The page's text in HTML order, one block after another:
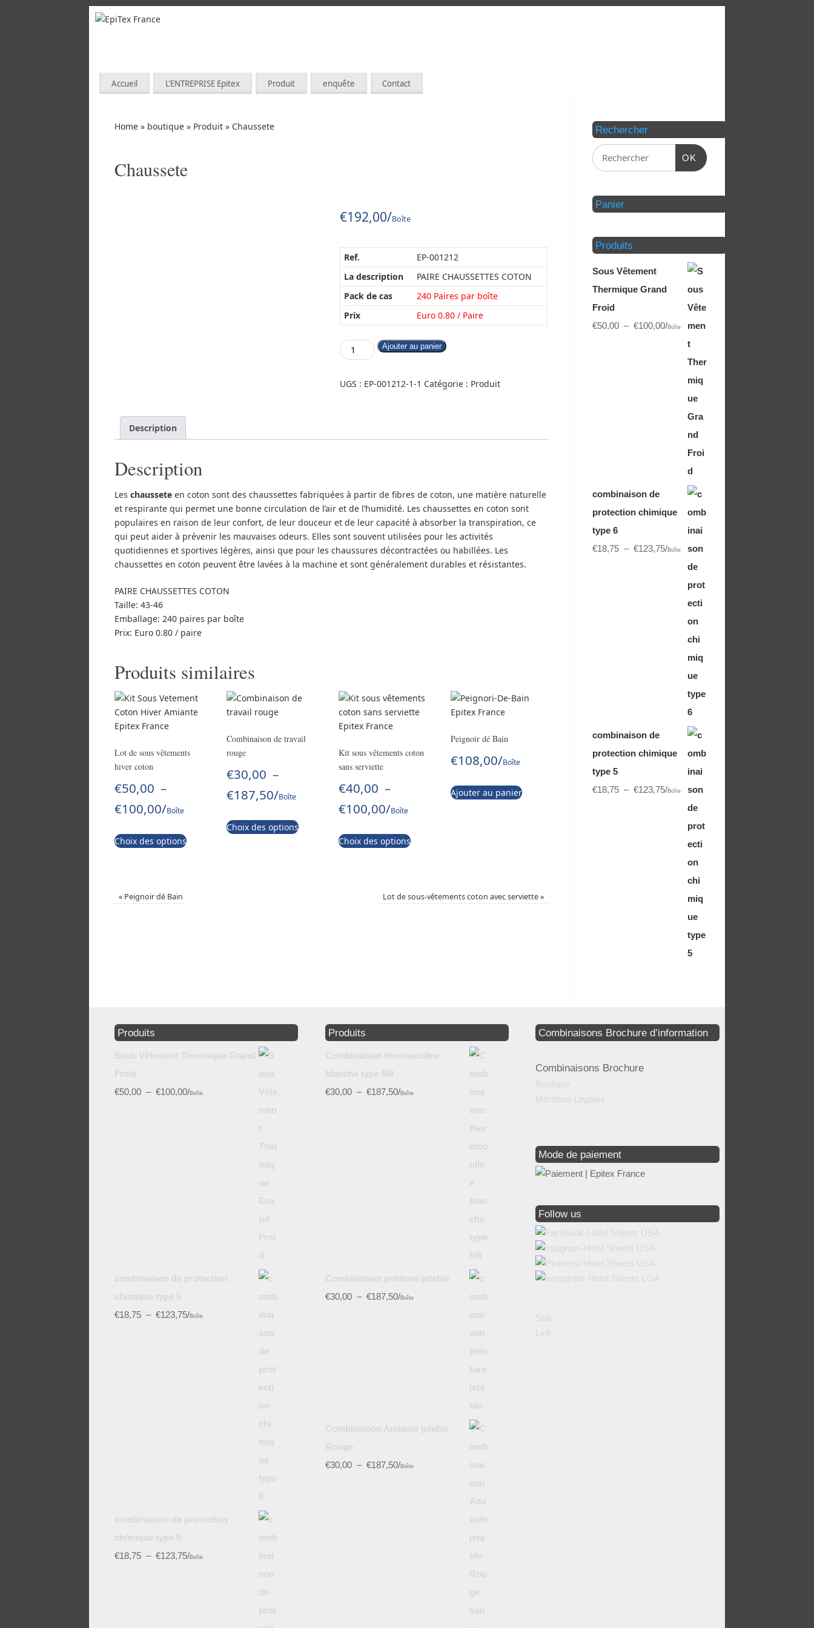
Accueil L’ENTREPRISE Epitex Produit enquête Contact
Home » boutique » Produit » Chaussete
Chaussete
€192,00/Boîte
Ref.
EP-001212
La description
PAIRE CHAUSSETTES COTON
Pack de cas
240 Paires par boîte
Prix
Euro 0.80 / Paire
Ajouter au panier
UGS : EP-001212-1-1 Catégorie : Produit
Description
Description
Les chaussete en coton sont des chaussettes fabriquées à partir de fibres de coton, une matière naturelle
et respirante qui permet une bonne circulation de l’air et de l’humidité. Les chaussettes en coton sont
populaires en raison de leur confort, de leur douceur et de leur capacité à absorber la transpiration, ce
qui peut aider à prévenir les mauvaises odeurs. Elles sont souvent utilisées pour les activités
quotidiennes et sportives légères, ainsi que pour les chaussures décontractées ou habillées. Les
chaussettes en coton peuvent être lavées à la machine et sont généralement durables et résistantes.
PAIRE CHAUSSETTES COTON
Taille: 43-46
Emballage: 240 paires par boîte
Prix: Euro 0.80 / paire
Produits similaires
Lot de sous vêtements
hiver coton
€50,00 –
€100,00/Boîte
Choix des options
Combinaison de travail
rouge
€30,00 –
€187,50/Boîte
Choix des options
Kit sous vêtements coton
sans serviette
€40,00 –
€100,00/Boîte
Choix des options
Peignoir dé Bain
€108,00/Boîte
Ajouter au panier
« Peignoir dé Bain Lot de sous-vêtements coton avec serviette»
Rechercher
OK
Panier
Produits
Sous Vêtement
Thermique Grand
Froid
€50,00 – €100,00/Boîte
combinaison de
protection chimique
type 6
€18,75 – €123,75/Boîte
combinaison de
protection chimique
type 5
€18,75 – €123,75/Boîte
Produits
Sous Vêtement Thermique Grand
Froid
€50,00 – €100,00/Boîte
combinaison de protection
chimique type 6
€18,75 – €123,75/Boîte
combinaison de protection
chimique type 5
€18,75 – €123,75/Boîte
Produits
Combinaison thermocollee
blanche type 5/6
€30,00 – €187,50/Boîte
Combinaison peinture jetable
€30,00 – €187,50/Boîte
Combinaison Amiante jetable
Rouge
€30,00 – €187,50/Boîte
Combinaisons Brochure d’information
Combinaisons Brochure
Boutique
Mentions Legales
Mode de paiement
Follow us
Stat
Link